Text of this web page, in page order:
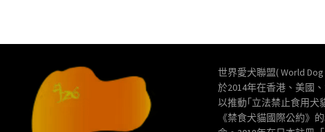
世界愛犬聯盟( World Dog
於2014年在香港、美國
以推動｢立法禁止食用犬
《禁食犬貓國際公約》